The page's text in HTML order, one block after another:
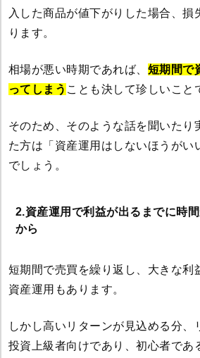
入した商品が値下がりした場合、損
ります。
相場が悪い時期であれば、 短期間で
ってしまう ことも決して珍しいこと
そのため、そのような話を聞いたり
た方は「資産運用はしないほうがい
でしょう。
2.資産運用で利益が出るまでに時
から
短期間で売買を繰り返し、大きな利
資産運用もあります。
しかし高いリターンが見込める分、
投資上級者向けであり、初心者であ